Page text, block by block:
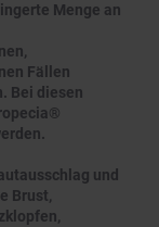
Menge an
Fällen
Bei diesen
und
Brust,